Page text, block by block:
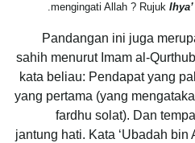
mengingati Allah ? Rujuk
.
Pandangan ini juga
sahih menurut Imam al-
kata beliau: Pendapat yang
yang pertama (yang
fardhu solat). Dan
jantung hati. Kata ‘Ubadah bin